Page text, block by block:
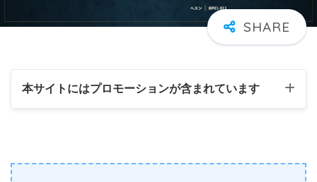
本サイトにはプロモーションが含まれています